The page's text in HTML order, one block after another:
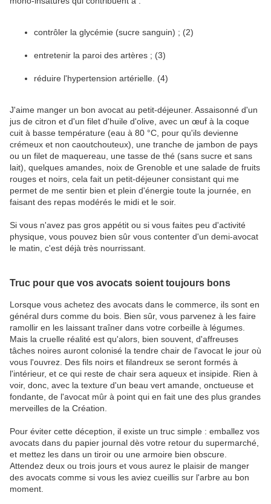
contrôler la glycémie (sucre sanguin) ; (2)
entretenir la paroi des artères ; (3)
réduire l'hypertension artérielle. (4)
J'aime manger un bon avocat au petit-déjeuner. Assaisonné d'un
jus de citron et d'un filet d'huile d'olive, avec un œuf à la coque
cuit à basse température (eau à 80 °C, pour qu'ils devienne
crémeux et non caoutchouteux), une tranche de jambon de pays
ou un filet de maquereau, une tasse de thé (sans sucre et sans
lait), quelques amandes, noix de Grenoble et une salade de fruits
rouges et noirs, cela fait un petit-déjeuner consistant qui me
permet de me sentir bien et plein d'énergie toute la journée, en
faisant des repas modérés le midi et le soir.
Si vous n'avez pas gros appétit ou si vous faites peu d'activité
physique, vous pouvez bien sûr vous contenter d'un demi-avocat
le matin, c'est déjà très nourrissant.
Truc pour que vos avocats soient toujours bons
Lorsque vous achetez des avocats dans le commerce, ils sont en
général durs comme du bois. Bien sûr, vous parvenez à les faire
ramollir en les laissant traîner dans votre corbeille à légumes.
Mais la cruelle réalité est qu'alors, bien souvent, d'affreuses
tâches noires auront colonisé la tendre chair de l'avocat le jour où
vous l'ouvrez. Des fils noirs et filandreux se seront formés à
l'intérieur, et ce qui reste de chair sera aqueux et insipide. Rien à
voir, donc, avec la texture d'un beau vert amande, onctueuse et
fondante, de l'avocat mûr à point qui en fait une des plus grandes
merveilles de la Création.
Pour éviter cette déception, il existe un truc simple : emballez vos
avocats dans du papier journal dès votre retour du supermarché,
et mettez les dans un tiroir ou une armoire bien obscure.
Attendez deux ou trois jours et vous aurez le plaisir de manger
des avocats comme si vous les aviez cueillis sur l'arbre au bon
moment.